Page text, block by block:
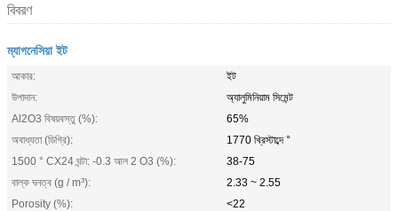
বিবরণ
ম্যাগনেসিয়া ইট
আকার:
ইট
উপাদান:
অ্যালুমিনিয়াম সিমেন্ট
Al2O3 বিষয়বস্তু (%):
65%
অবাধ্যতা (ডিগ্রি):
1770 খ্রিস্টাব্দে °
1500 ° CX24 ঘন্টা: -0.3 আল 2 O3 (%):
38-75
বাল্ক ঘনত্ব (g / m³):
2.33 ~ 2.55
Porosity (%):
<22